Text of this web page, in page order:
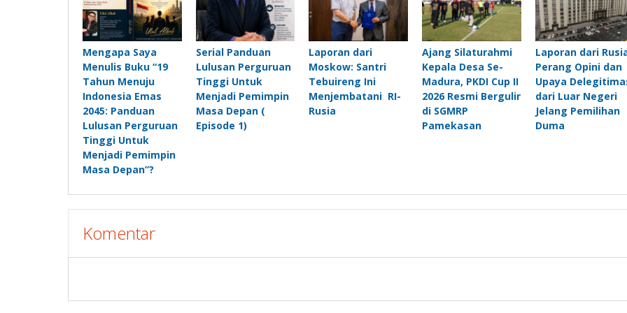
Mengapa Saya
Menulis Buku “19
Tahun Menuju
Indonesia Emas
2045: Panduan
Lulusan Perguruan
Tinggi Untuk
Menjadi Pemimpin
Masa Depan”?
Serial Panduan
Lulusan Perguruan
Tinggi Untuk
Menjadi Pemimpin
Masa Depan (
Episode 1)
Laporan dari
Moskow: Santri
Tebuireng Ini
Menjembatani RI-
Rusia
Ajang Silaturahmi
Kepala Desa Se-
Madura, PKDI Cup II
2026 Resmi Bergulir
di SGMRP
Pamekasan
Laporan dari
Perang Opini dan
Upaya
dari Luar Negeri
Jelang Pemilihan
Duma
Komentar